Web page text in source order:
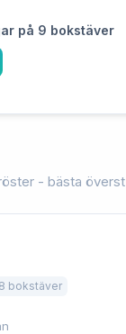
på 9 bokstäver
- bästa överst
8 bokstäver